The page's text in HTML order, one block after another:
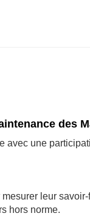
des
avec une
leur
hors norme.